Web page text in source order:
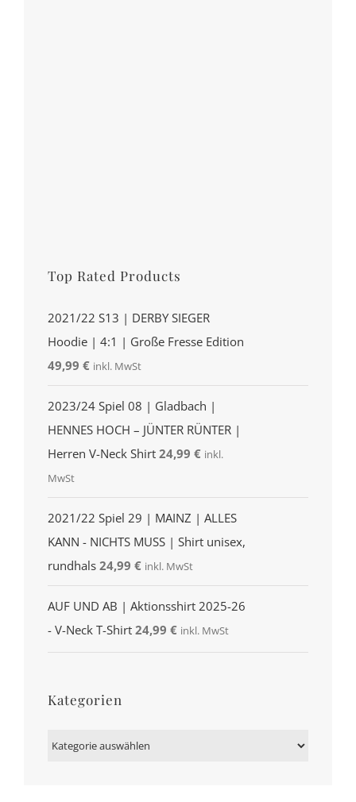
Top Rated Products
2021/22 S13 | DERBY SIEGER
Hoodie | 4:1 | Große Fresse Edition
49,99 € inkl. MwSt
2023/24 Spiel 08 | Gladbach |
HENNES HOCH – JÜNTER RÜNTER |
Herren V-Neck Shirt 24,99 € inkl.
MwSt
2021/22 Spiel 29 | MAINZ | ALLES
KANN - NICHTS MUSS | Shirt unisex,
rundhals 24,99 € inkl. MwSt
AUF UND AB | Aktionsshirt 2025-26
- V-Neck T-Shirt 24,99 € inkl. MwSt
Kategorien
Kategorien